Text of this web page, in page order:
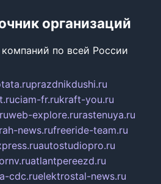
организаций
по всей России
prazdnikdushi.ru
ciam-fr.rukraft-you.ru
web-explore.rurastenuya.ru
news.rufreeride-team.ru
autostudiopro.ru
atlantpereezd.ru
a-cdc.ruelektrostal-news.ru